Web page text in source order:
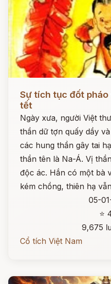
Sự tích tục đốt
tết
Ngày xưa, người Việt
thần dữ tợn quấy dầy
các hung thần gây tai
thần tên là Na-Á. Vị
độc ác. Hắn có một bà
kém chồng, thiên hạ
05-
⭐
9,675
Cổ tích Việt Nam